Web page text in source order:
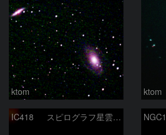
ktom ktom
IC418 スピログラフ星雲 2026-3-14